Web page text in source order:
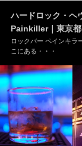
ハードロック・ヘ
Painkiller｜東京
ロックバー ペインキラ
こにある・・・
HOME
MENU
店舗情報